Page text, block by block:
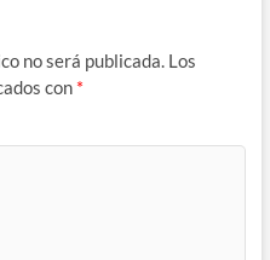
no será publicada. Los
con *